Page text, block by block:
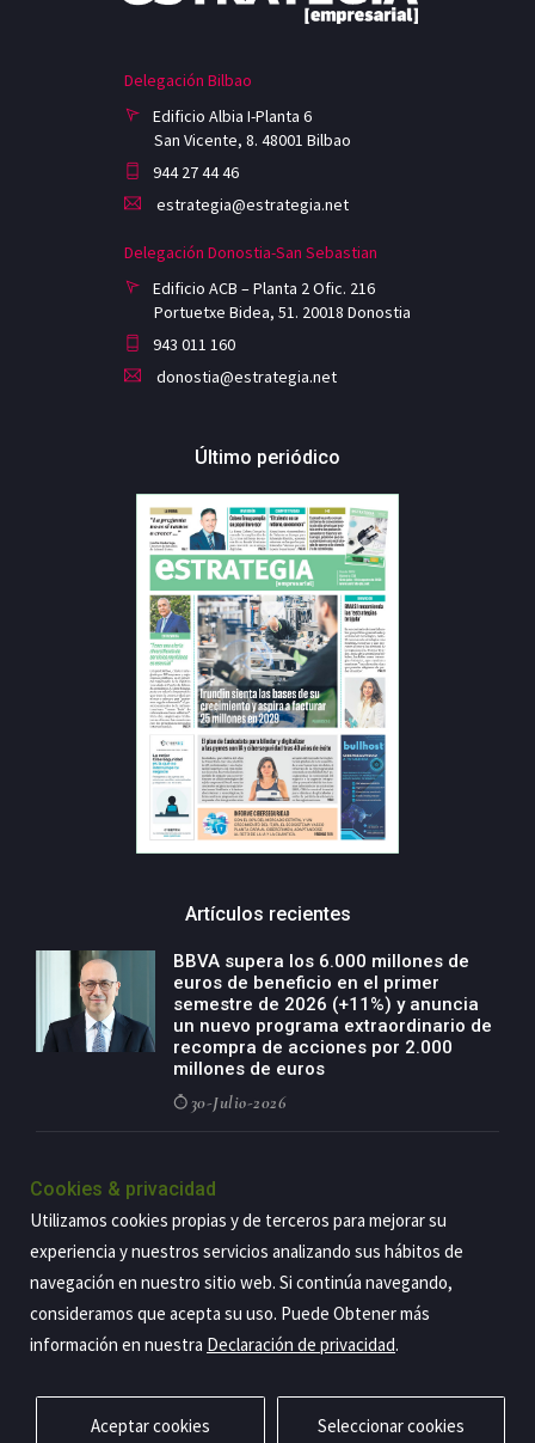
Delegación Bilbao
Edificio Albia I-Planta 6
San Vicente, 8. 48001 Bilbao
944 27 44 46
estrategia@estrategia.net
Delegación Donostia-San Sebastian
Edificio ACB – Planta 2 Ofic. 216
Portuetxe Bidea, 51. 20018 Donostia
943 011 160
donostia@estrategia.net
Último periódico
Artículos recientes
BBVA supera los 6.000 millones de
euros de beneficio en el primer
semestre de 2026 (+11%) y anuncia
un nuevo programa extraordinario de
recompra de acciones por 2.000
millones de euros
30-Julio-2026
negocio agro con un modelo global
países
29-Julio-2026
Privacidad Aviso legal Política de cookies Contacto
Cookies & privacidad
Utilizamos cookies propias y de terceros para mejorar su
experiencia y nuestros servicios analizando sus hábitos de
navegación en nuestro sitio web. Si continúa navegando,
consideramos que acepta su uso. Puede Obtener más
información en nuestra Declaración de privacidad.
Aceptar cookies Seleccionar cookies